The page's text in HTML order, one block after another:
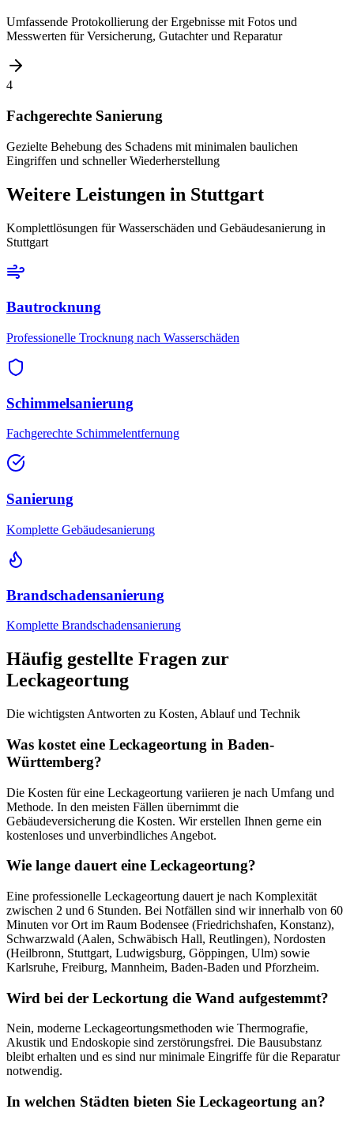
Umfassende Protokollierung der Ergebnisse mit Fotos und
Messwerten für Versicherung, Gutachter und Reparatur
4
Fachgerechte Sanierung
Gezielte Behebung des Schadens mit minimalen baulichen
Eingriffen und schneller Wiederherstellung
Weitere Leistungen in Stuttgart
Komplettlösungen für Wasserschäden und Gebäudesanierung in
Stuttgart
Bautrocknung
Professionelle Trocknung nach Wasserschäden
Schimmelsanierung
Fachgerechte Schimmelentfernung
Sanierung
Komplette Gebäudesanierung
Brandschadensanierung
Komplette Brandschadensanierung
Häufig gestellte Fragen zur
Leckageortung
Die wichtigsten Antworten zu Kosten, Ablauf und Technik
Was kostet eine Leckageortung in Baden-
Württemberg?
Die Kosten für eine Leckageortung variieren je nach Umfang und
Methode. In den meisten Fällen übernimmt die
Gebäudeversicherung die Kosten. Wir erstellen Ihnen gerne ein
kostenloses und unverbindliches Angebot.
Wie lange dauert eine Leckageortung?
Eine professionelle Leckageortung dauert je nach Komplexität
zwischen 2 und 6 Stunden. Bei Notfällen sind wir innerhalb von 60
Minuten vor Ort im Raum Bodensee (Friedrichshafen, Konstanz),
Schwarzwald (Aalen, Schwäbisch Hall, Reutlingen), Nordosten
(Heilbronn, Stuttgart, Ludwigsburg, Göppingen, Ulm) sowie
Karlsruhe, Freiburg, Mannheim, Baden-Baden und Pforzheim.
Wird bei der Leckortung die Wand aufgestemmt?
Nein, moderne Leckageortungsmethoden wie Thermografie,
Akustik und Endoskopie sind zerstörungsfrei. Die Bausubstanz
bleibt erhalten und es sind nur minimale Eingriffe für die Reparatur
notwendig.
In welchen Städten bieten Sie Leckageortung an?